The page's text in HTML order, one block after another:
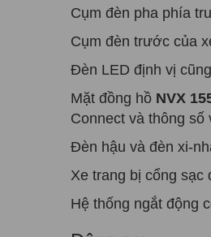
Cụm đèn pha phía
Cụm đèn trước của
Đèn LED định vị
Mặt đồng hồ NVX
Connect và thông số
Đèn hậu và đèn xi-
Xe trang bị cổng
Hệ thống ngắt động